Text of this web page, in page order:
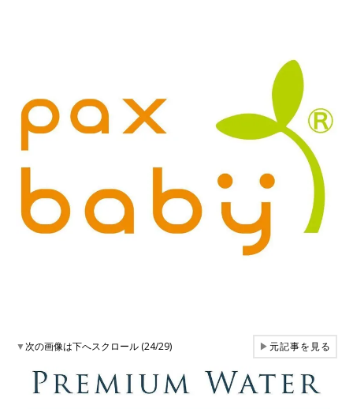
▼次の画像は下へスクロール (24/29) ▶元記事を見る